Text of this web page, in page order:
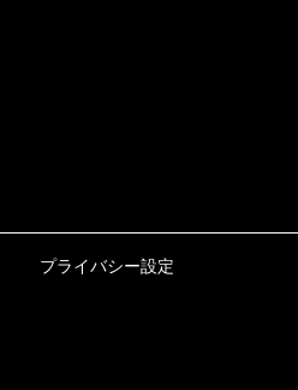
プライバシー設定